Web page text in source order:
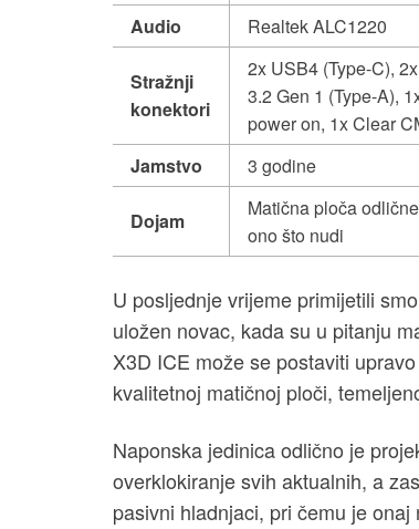
Audio
Realtek ALC1220
Stražnji
konektori
2x USB4 (Type-C),
3.2 Gen 1 (Type-A),
power on, 1x Clear
Jamstvo
3 godine
Dojam
Matična ploča
ono što nudi
U posljednje vrijeme primijetili
uložen novac, kada su u pitanju
X3D ICE može se postaviti
kvalitetnoj matičnoj ploči,
Naponska jedinica odlično je
overklokiranje svih aktualnih, a
pasivni hladnjaci, pri čemu je